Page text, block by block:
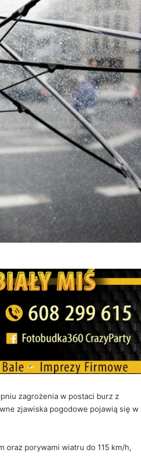
zagrożenia w postaci burz z
zjawiska pogodowe pojawią się w
oraz porywami wiatru do 115 km/h,